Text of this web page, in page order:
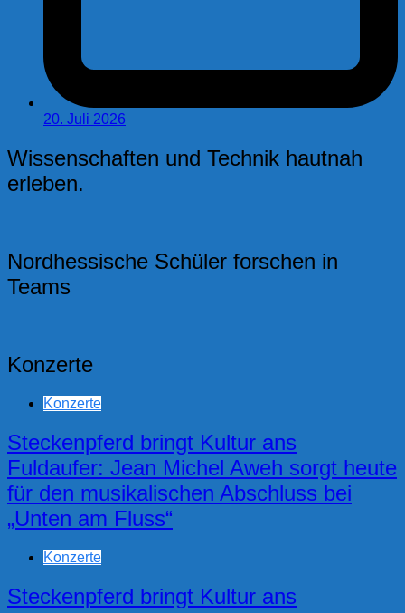
20. Juli 2026
Wissenschaften und Technik hautnah
erleben.
Nordhessische Schüler forschen in
Teams
Konzerte
Konzerte
Steckenpferd bringt Kultur ans
Fuldaufer: Jean Michel Aweh sorgt heute
für den musikalischen Abschluss bei
„Unten am Fluss“
Konzerte
Steckenpferd bringt Kultur ans